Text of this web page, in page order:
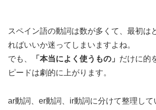
スペイン語の動詞は数が多くて、最初は
ればいいか迷ってしまいますよね。
でも、
「本当によく使うもの」 だけに的
ピードは劇的に上がります。
ar動詞、er動詞、ir動詞に分けて整理して